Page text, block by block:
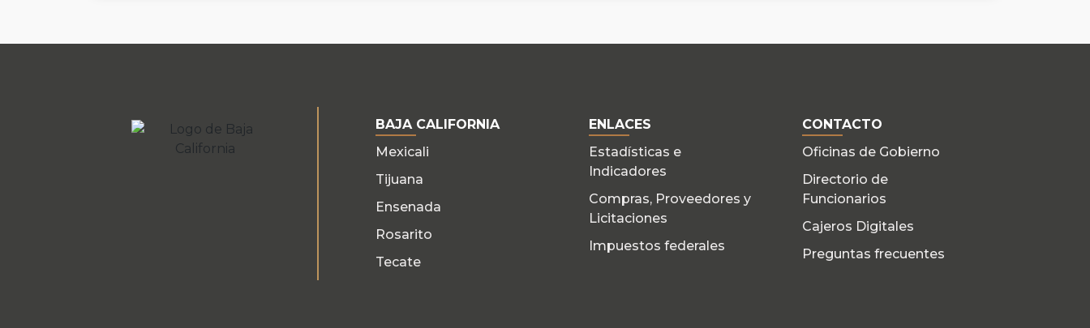
BAJA CALIFORNIA
Mexicali
Tijuana
Ensenada
Rosarito
Tecate
ENLACES
Estadísticas e
Indicadores
Compras, Proveedores y
Licitaciones
Impuestos federales
CONTACTO
Oficinas de Gobierno
Directorio de
Funcionarios
Cajeros Digitales
Preguntas frecuentes